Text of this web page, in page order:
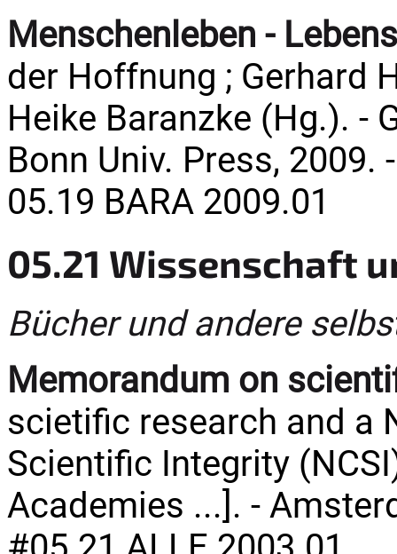
Menschenleben -
der Hoffnung ; Gerhard
Heike Baranzke (Hg.). -
Bonn Univ. Press, 2009.
05.19 BARA 2009.01
05.21 Wissenschaft
Bücher und andere
Memorandum on
scietific research and a
Scientific Integrity
Academies ...]. -